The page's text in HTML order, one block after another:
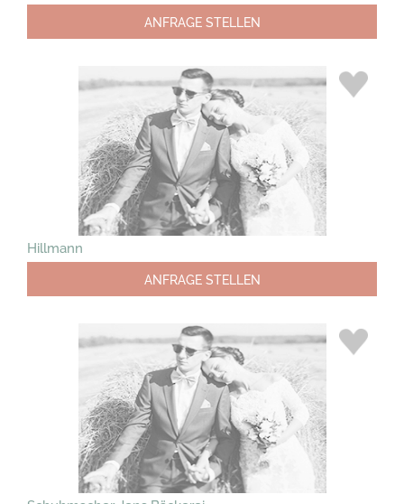
ANFRAGE STELLEN
Hillmann
ANFRAGE STELLEN